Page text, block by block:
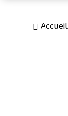
 Accueil